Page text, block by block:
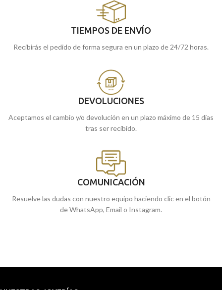
TIEMPOS DE ENVÍO
Recibirás el pedido de forma segura en un plazo de 24/72 horas.
DEVOLUCIONES
Aceptamos el cambio y/o devolución en un plazo máximo de 15 días
tras ser recibido.
COMUNICACIÓN
Resuelve las dudas con nuestro equipo haciendo clic en el botón
de WhatsApp, Email o Instagram.